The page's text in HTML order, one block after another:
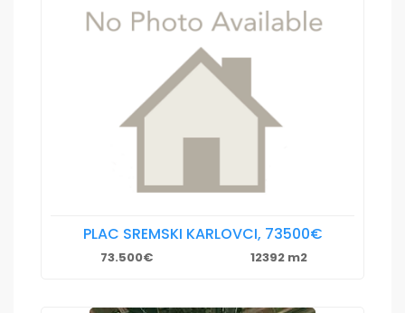
PLAC SREMSKI KARLOVCI, 73500€
73.500€ 12392 m2